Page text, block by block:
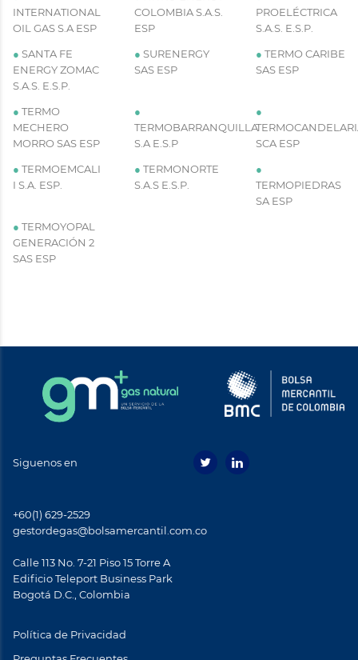
INTERNATIONAL
OIL GAS S.A ESP
COLOMBIA S.A.S.
ESP
PROELÉCTRICA
S.A.S. E.S.P.
● SANTA FE
ENERGY ZOMAC
S.A.S. E.S.P.
● SURENERGY
SAS ESP
● TERMO CARIBE
SAS ESP
● TERMO
MECHERO
MORRO SAS ESP
●
TERMOBARRANQUILLA
S.A E.S.P
●
SCA ESP
● TERMOEMCALI
I S.A. ESP.
● TERMONORTE
S.A.S E.S.P.
●
TERMOPIEDRAS
SA ESP
● TERMOYOPAL
GENERACIÓN 2
SAS ESP
Siguenos en
+60(1) 629-2529
gestordegas@bolsamercantil.com.co
Calle 113 No. 7-21 Piso 15 Torre A
Ediﬁcio Teleport Business Park
Bogotá D.C., Colombia
Política de Privacidad